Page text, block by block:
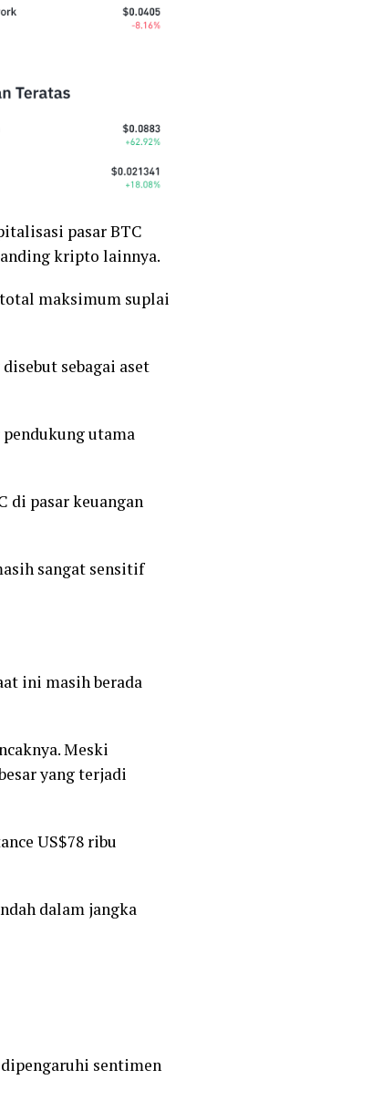
pasar BTC
kripto lainnya.
maksimum suplai
sebagai aset
utama
pasar keuangan
sangat sensitif
ini masih berada
Meski
yang terjadi
US$78 ribu
dalam jangka
sentimen